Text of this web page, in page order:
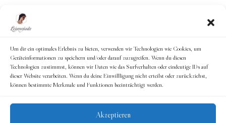
Um dir ein optimales Erlebnis zu bieten, verwenden wir Technologien wie Cookies, um
Geräteinformationen zu speichern und/oder darauf zuzugreifen. Wenn du diesen
Technologien zustimmst, können wir Daten wie das Surfverhalten oder eindeutige IDs auf
dieser Website verarbeiten. Wenn du deine Einwillligung nicht erteilst oder zurückziehst,
können bestimmte Merkmale und Funktionen beeinträchtigt werden.
Akzeptieren
© 2026Leimoniade